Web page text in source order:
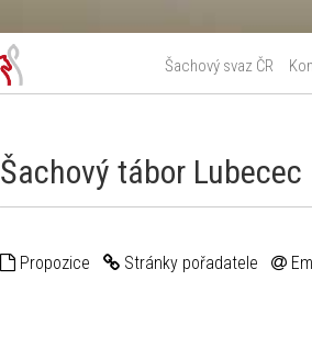
Šachový svaz ČR
Šachový tábor Lubecec
Propozice Stránky pořadatele